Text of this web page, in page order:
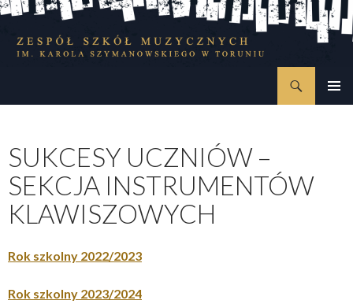
SUKCESY UCZNIÓW –
SEKCJA INSTRUMENTÓW
KLAWISZOWYCH
Rok szkolny 2022/2023
Rok szkolny 2023/2024